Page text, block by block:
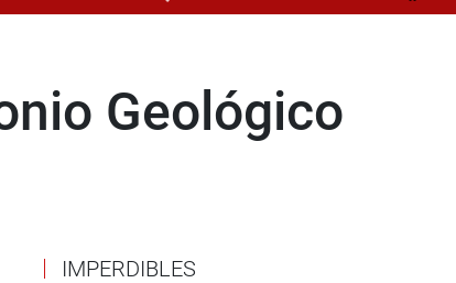
Geológico
IMPERDIBLES